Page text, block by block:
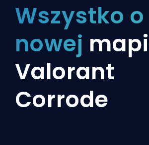
Wszystko o
nowej
Valorant
Corrode